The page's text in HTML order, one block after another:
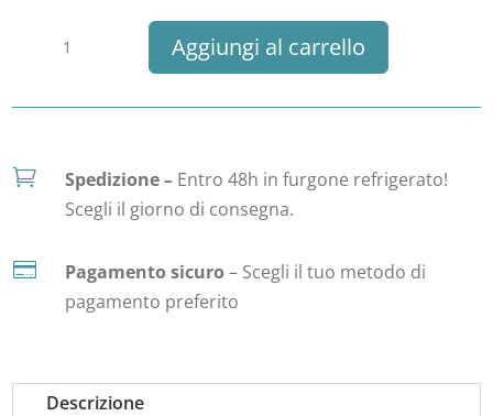
Aggiungi al carrello
 Spedizione – Entro 48h in furgone refrigerato!
Scegli il giorno di consegna.
 Pagamento sicuro – Scegli il tuo metodo di
pagamento preferito
Descrizione